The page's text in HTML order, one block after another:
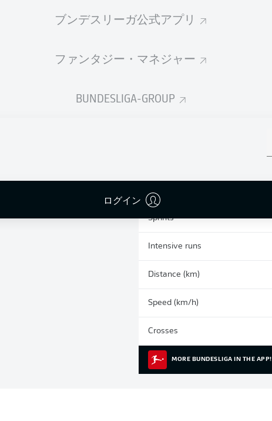
ブンデスリーガ公式アプリ
ファンタジー・マネジャー
BUNDESLIGA-GROUP
ログイン
統計 シーズン 2026/2027
Sprints
Intensive runs
Distance (km)
Speed (km/h)
Crosses
MORE BUNDESLIGA IN THE APP!